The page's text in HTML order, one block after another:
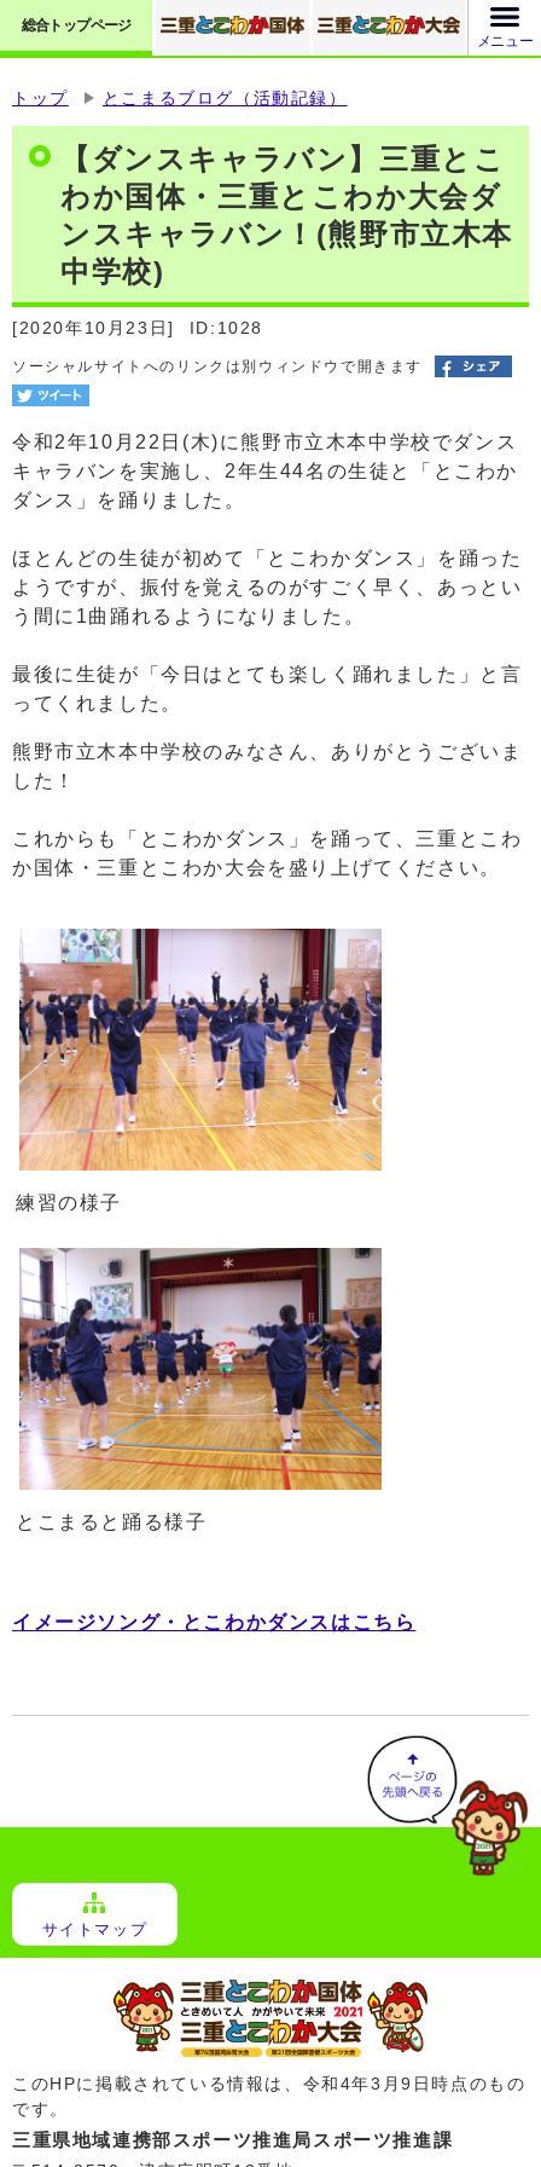
総合トップページ
メニュー
トップ とこまるブログ（活動記録）
【ダンスキャラバン】三重とこ
わか国体・三重とこわか大会ダ
ンスキャラバン！(熊野市立木本
中学校)
[2020年10月23日] ID:1028
ソーシャルサイトへのリンクは別ウィンドウで開きます
令和2年10月22日(木)に熊野市立木本中学校でダンス
キャラバンを実施し、2年生44名の生徒と「とこわか
ダンス」を踊りました。
ほとんどの生徒が初めて「とこわかダンス」を踊った
ようですが、振付を覚えるのがすごく早く、あっとい
う間に1曲踊れるようになりました。
最後に生徒が「今日はとても楽しく踊れました」と言
ってくれました。
熊野市立木本中学校のみなさん、ありがとうございま
した！
これからも「とこわかダンス」を踊って、三重とこわ
か国体・三重とこわか大会を盛り上げてください。
練習の様子
とこまると踊る様子
イメージソング・とこわかダンスはこちら
サイトマップ
このHPに掲載されている情報は、令和4年3月9日時点のもの
です。
三重県地域連携部スポーツ推進局スポーツ推進課